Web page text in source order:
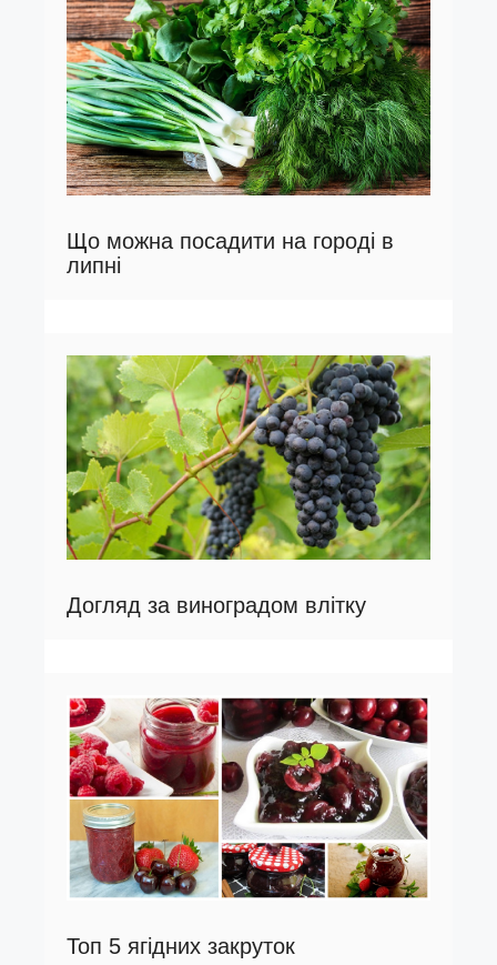
Що можна посадити на городі в
липні
Догляд за виноградом влітку
Топ 5 ягідних закруток